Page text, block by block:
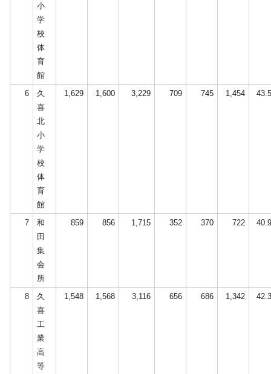
小
学
校
体
育
館
6
久
喜
北
小
学
校
体
育
館
1,629 1,600 3,229 709 745 1,454
7
和
田
集
会
所
859 856 1,715 352 370 722
8
久
喜
工
業
高
等
1,548 1,568 3,116 656 686 1,342